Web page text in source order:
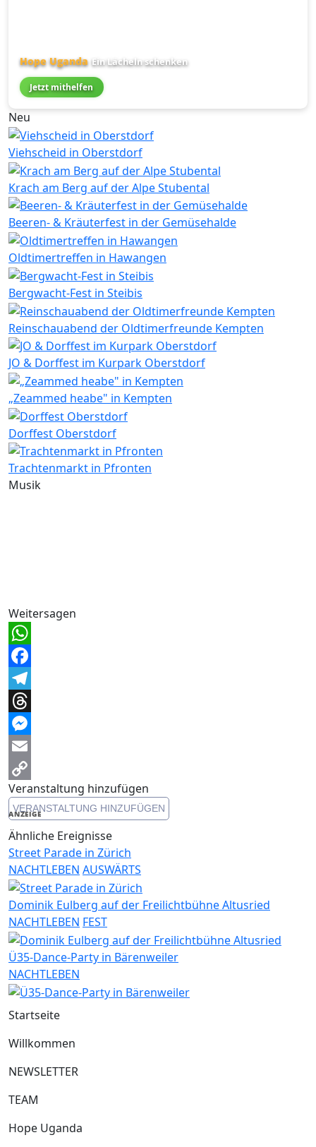
Hope Uganda Ein Lächeln schenken
Jetzt mithelfen
Neu
Viehscheid in Oberstdorf
Krach am Berg auf der Alpe Stubental
Beeren- & Kräuterfest in der Gemüsehalde
Oldtimertreffen in Hawangen
Bergwacht-Fest in Steibis
Reinschauabend der Oldtimerfreunde Kempten
JO & Dorffest im Kurpark Oberstdorf
„Zeammed heabe" in Kempten
Dorffest Oberstdorf
Trachtenmarkt in Pfronten
Musik
Weitersagen
WhatsApp
Facebook
Telegram
Threads
Messenger
Email
Copy
Link
Veranstaltung hinzufügen
VERANSTALTUNG HINZUFÜGEN
ANZEIGE
Ähnliche Ereignisse
Street Parade in Zürich
NACHTLEBEN AUSWÄRTS
Dominik Eulberg auf der Freilichtbühne Altusried
NACHTLEBEN FEST
Ü35-Dance-Party in Bärenweiler
NACHTLEBEN
Startseite
Willkommen
NEWSLETTER
TEAM
Hope Uganda